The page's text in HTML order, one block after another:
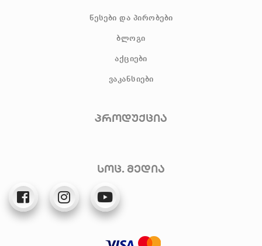
წესები და პირობები
ბლოგი
აქციები
ვაკანსიები
პროდუქცია
სოც. მედია